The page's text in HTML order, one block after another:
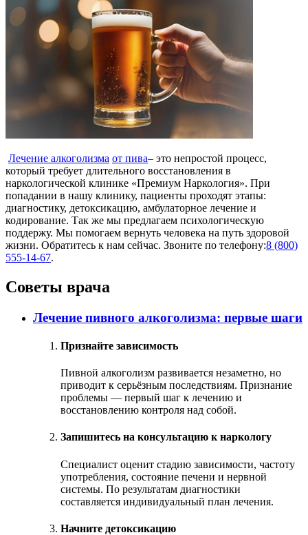
Лечение алкоголизма от пива– это непростой процесс,
который требует длительного восстановления в
наркологической клинике «Премиум Наркология». При
попадании в нашу клинику, пациенты проходят этапы:
диагностику, детоксикацию, амбулаторное лечение и
кодирование. Так же мы предлагаем психологическую
поддержу. Мы помогаем вернуть человека на путь здоровой
жизни. Обратитесь к нам сейчас. Звоните по телефону:8 (800)
555-14-67.
Советы врача
Лечение пивного алкоголизма: первые шаги
Признайте зависимость
Пивной алкоголизм развивается незаметно, но
приводит к серьёзным последствиям. Признание
проблемы — первый шаг к лечению и
восстановлению контроля над собой.
Запишитесь на консультацию к наркологу
Специалист оценит стадию зависимости, частоту
употребления, состояние печени и нервной
системы. По результатам диагностики
составляется индивидуальный план лечения.
Начните детоксикацию